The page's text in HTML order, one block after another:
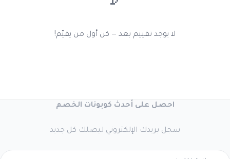
لا يوجد تقييم بعد — كن أول من يقيّم!
احصل على أحدث كوبونات الخصم
سجل بريدك الإلكتروني ليصلك كل جديد